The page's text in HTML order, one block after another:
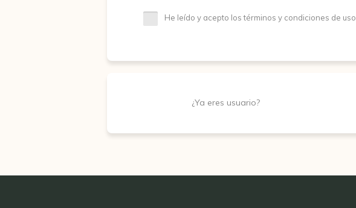
He leído y acepto los términos y condiciones de uso
¿Ya eres usuario?